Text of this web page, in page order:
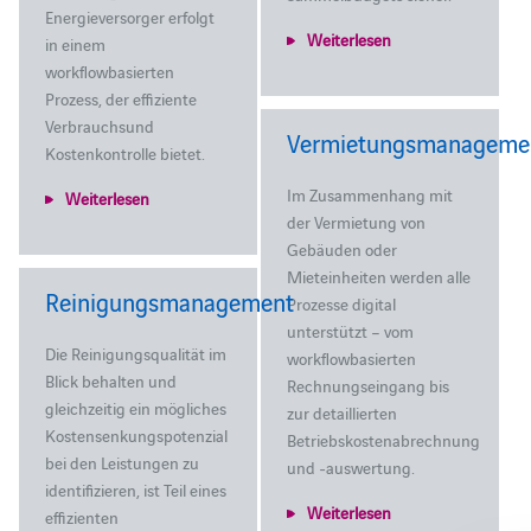
Weiterlesen
Energieversorger erfolgt
in einem
workflowbasierten
Prozess, der effiziente
Verbrauchsund
Kostenkontrolle bietet.
Weiterlesen
Im Zusammenhang mit
der Vermietung von
Gebäuden oder
Mieteinheiten werden alle
Prozesse digital
unterstützt – vom
workflowbasierten
Rechnungseingang bis
zur detaillierten
Betriebskostenabrechnung
und -auswertung.
Weiterlesen
Reinigungsmanagement
Die Reinigungsqualität im
Blick behalten und
gleichzeitig ein mögliches
Kostensenkungspotenzial
bei den Leistungen zu
identifizieren, ist Teil eines
effizienten